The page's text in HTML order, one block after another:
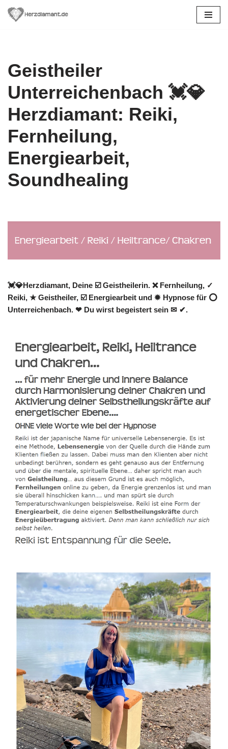
Geistheiler
Unterreichenbach 💓️💎
Herzdiamant: Reiki,
Fernheilung,
Energiearbeit,
Soundhealing
💓️💎Herzdiamant, Deine ☑️ Geistheilerin. ❌ Fernheilung, ✓
Reiki, ★ Geistheiler, ☑️ Energiearbeit und ✹ Hypnose für ⭕
Unterreichenbach. ❤ Du wirst begeistert sein ✉ ✔.